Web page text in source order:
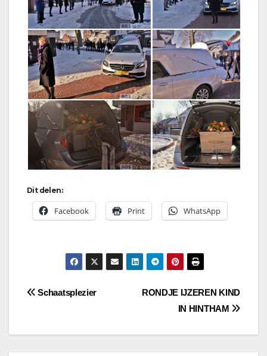
Dit delen:
Facebook Print WhatsApp
Bericht
RONDJE IJZEREN KIND
IN HINTHAM
Schaatsplezier